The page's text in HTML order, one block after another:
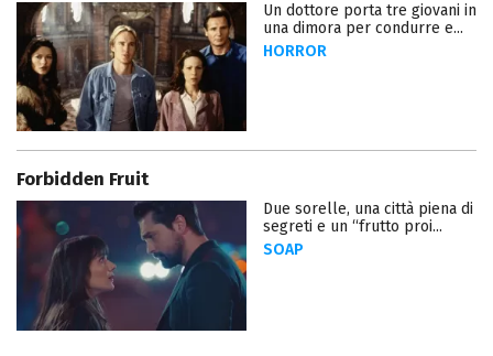
Un dottore porta tre giovani in
una dimora per condurre e...
HORROR
Forbidden Fruit
Due sorelle, una città piena di
segreti e un “frutto proi...
SOAP